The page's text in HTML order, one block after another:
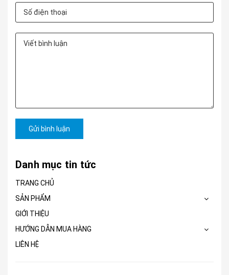
Gửi bình luận
Danh mục tin tức
TRANG CHỦ
SẢN PHẨM
GIỚI THIỆU
HƯỚNG DẪN MUA HÀNG
LIÊN HỆ